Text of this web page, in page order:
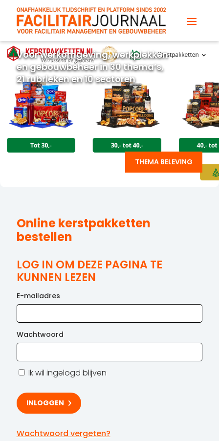
Voor werkomgeving, werkplekken
en gebouwbeheer in 30 thema’s,
21 rubrieken en 10 sectoren
THEMA BELEVING
Online kerstpakketten
bestellen
LOG IN OM DEZE PAGINA TE
KUNNEN LEZEN
E-mailadres
Wachtwoord
Ik wil ingelogd blijven
Wachtwoord vergeten?